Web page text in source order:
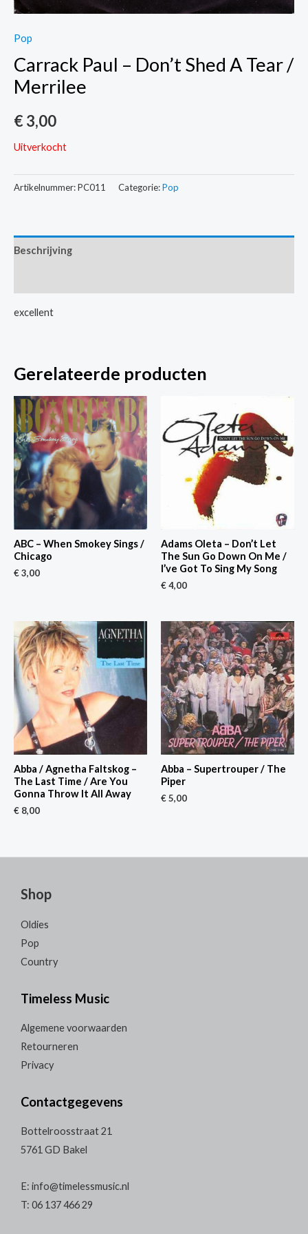
Pop
Carrack Paul – Don’t Shed A Tear /
Merrilee
€3,00
Uitverkocht
Artikelnummer:PC011 Categorie:Pop
Beschrijving
excellent
Gerelateerde producten
ABC – When Smokey Sings /
Chicago
€3,00
Adams Oleta – Don’t Let
The Sun Go Down On Me /
I’ve Got To Sing My Song
€4,00
Abba / Agnetha Faltskog –
The Last Time / Are You
Gonna Throw It All Away
€ 8,00
Abba – Supertrouper / The
Piper
€5,00
Shop
Oldies
Pop
Country
Timeless Music
Algemene voorwaarden
Retourneren
Privacy
Contactgegevens
Bottelroosstraat 21
5761 GD Bakel
E: info@timelessmusic.nl
T: 06 137 466 29